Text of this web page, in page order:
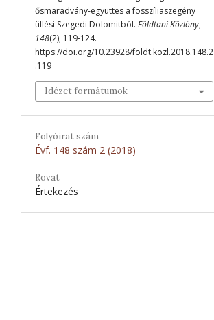
ősmaradvány-együttes a fosszíliaszegény
üllési Szegedi Dolomitból. Földtani Közlöny,
148(2), 119-124.
https://doi.org/10.23928/foldt.kozl.2018.148.2
.119
Idézet formátumok
Folyóirat szám
Évf. 148 szám 2 (2018)
Rovat
Értekezés